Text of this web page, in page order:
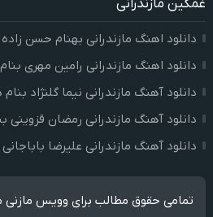
غمگین مازندرانی
دانلود اهنگ مازندرانی بهنام حسن
دانلود اهنگ مازندرانی رامین مهری
دانلود آهنگ مازندرانی نیما گلنژاد بنام
دانلود آهنگ مازندرانی رمضان قزوینی
دانلود آهنگ مازندرانی علیرضا
تمامی حقوق مطالب برای وویس